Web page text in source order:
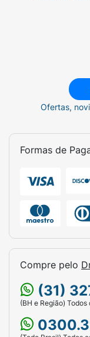
Ofertas,
Formas de
Compre pelo
(31)
(BH e Região)